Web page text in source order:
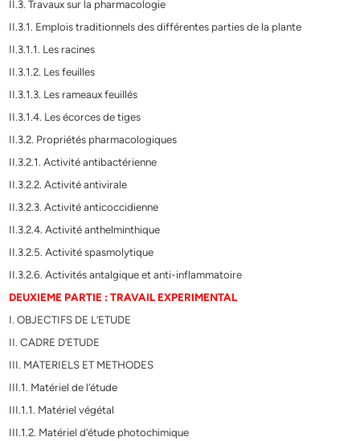
II.3. Travaux sur la pharmacologie
II.3.1. Emplois traditionnels des différentes parties de la plante
II.3.1.1. Les racines
II.3.1.2. Les feuilles
II.3.1.3. Les rameaux feuillés
II.3.1.4. Les écorces de tiges
II.3.2. Propriétés pharmacologiques
II.3.2.1. Activité antibactérienne
II.3.2.2. Activité antivirale
II.3.2.3. Activité anticoccidienne
II.3.2.4. Activité anthelminthique
II.3.2.5. Activité spasmolytique
II.3.2.6. Activités antalgique et anti-inflammatoire
DEUXIEME PARTIE : TRAVAIL EXPERIMENTAL
I. OBJECTIFS DE L’ETUDE
II. CADRE D’ETUDE
III. MATERIELS ET METHODES
III.1. Matériel de l’étude
III.1.1. Matériel végétal
III.1.2. Matériel d’étude photochimique